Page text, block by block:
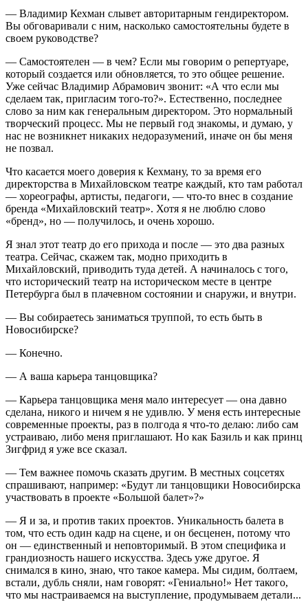
— Владимир Кехман слывет авторитарным гендиректором.
Вы обговаривали с ним, насколько самостоятельны будете в
своем руководстве?
— Самостоятелен — в чем? Если мы говорим о репертуаре,
который создается или обновляется, то это общее решение.
Уже сейчас Владимир Абрамович звонит: «А что если мы
сделаем так, пригласим того-то?». Естественно, последнее
слово за ним как генеральным директором. Это нормальный
творческий процесс. Мы не первый год знакомы, и думаю, у
нас не возникнет никаких недоразумений, иначе он бы меня
не позвал.
Что касается моего доверия к Кехману, то за время его
директорства в Михайловском театре каждый, кто там работал
— хореографы, артисты, педагоги, — что-то внес в создание
бренда «Михайловский театр». Хотя я не люблю слово
«бренд», но — получилось, и очень хорошо.
Я знал этот театр до его прихода и после — это два разных
театра. Сейчас, скажем так, модно приходить в
Михайловский, приводить туда детей. А начиналось с того,
что исторический театр на историческом месте в центре
Петербурга был в плачевном состоянии и снаружи, и внутри.
— Вы собираетесь заниматься труппой, то есть быть в
Новосибирске?
— Конечно.
— А ваша карьера танцовщика?
— Карьера танцовщика меня мало интересует — она давно
сделана, никого и ничем я не удивлю. У меня есть интересные
современные проекты, раз в полгода я что-то делаю: либо сам
устраиваю, либо меня приглашают. Но как Базиль и как принц
Зигфрид я уже все сказал.
— Тем важнее помочь сказать другим. В местных соцсетях
спрашивают, например: «Будут ли танцовщики Новосибирска
участвовать в проекте «Большой балет»?»
— Я и за, и против таких проектов. Уникальность балета в
том, что есть один кадр на сцене, и он бесценен, потому что
он — единственный и неповторимый. В этом специфика и
грандиозность нашего искусства. Здесь уже другое. Я
снимался в кино, знаю, что такое камера. Мы сидим, болтаем,
встали, дубль сняли, нам говорят: «Гениально!» Нет такого,
что мы настраиваемся на выступление, продумываем детали...